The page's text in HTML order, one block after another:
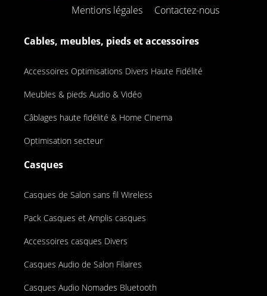
Mentions légales Contactez-nous
Cables, meubles, pieds et accessoires
Accessoires Optimisations Divers Haute Fidélité
Meubles & pieds Audio & Vidéo
Câblages haute fidélité & Home Cinema
Optimisation secteur
Casques
Casques de Salon sans fil Wireless
Pack Casques et Amplis casques
Accessoires casques Divers
Casques Audio de Salon Filaires
Casques Audio Nomades Bluetooth